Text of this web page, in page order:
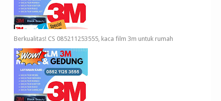
Berkualitas! CS 085211253555, kaca film 3m untuk rumah